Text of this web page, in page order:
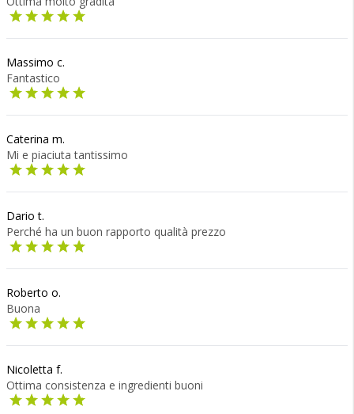
Massimo c.
Fantastico
Caterina m.
Mi e piaciuta tantissimo
Dario t.
Perché ha un buon rapporto qualità prezzo
Roberto o.
Buona
Nicoletta f.
Ottima consistenza e ingredienti buoni